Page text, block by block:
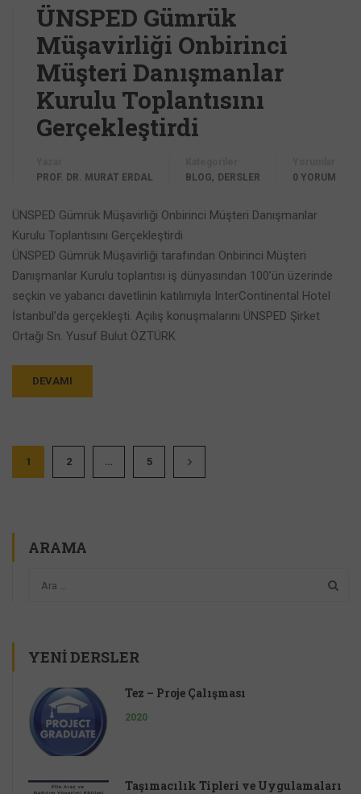
ÜNSPED Gümrük
Müşavirliği Onbirinci
Müşteri Danışmanlar
Kurulu Toplantısını
Gerçekleştirdi
PROF. DR. MURAT ERDAL
BLOG, DERSLER
0 YORUM
ÜNSPED Gümrük Müşavirliği Onbirinci Müşteri Danışmanlar
Kurulu Toplantısını Gerçekleştirdi
ÜNSPED Gümrük Müşavirliği tarafından Onbirinci Müşteri
Danışmanlar Kurulu toplantısı iş dünyasından 100’ün üzerinde
seçkin ve yabancı davetlinin katılımıyla InterContinental Hotel
İstanbul’da gerçekleşti. Açılış konuşmalarını ÜNSPED Şirket
Ortağı Sn. Yusuf Bulut ÖZTÜRK
DEVAMI
1 2 5
ARAMA
YENI DERSLER
Tez – Proje Çalışması
2020
Taşımacılık Tipleri ve Uygulamaları